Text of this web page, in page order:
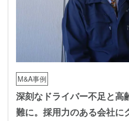
M&A事例
深刻なドライバー不足と高
難に。採用力のある会社に